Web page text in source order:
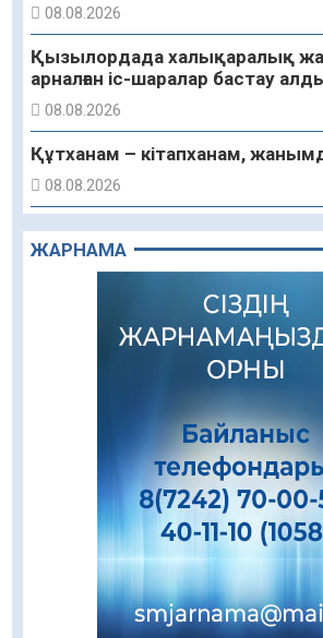
08.08.2026
Қызылордада халықаралық
арналған іс-шаралар бастау
08.08.2026
Құтханам – кітапханам,
08.08.2026
Құрылыс қарқыны – қала
08.08.2026
Зәулім ғимараттарда туған
азаматтардың қолтаңбасы
Еңбегі ерлікпен тең мамандық
Даналықтың шырағданы, ой-
шамшырағы
08.08.2026
Кенеге қарсы
жүргізілуде
07.08.2026
ЖАРНАМА